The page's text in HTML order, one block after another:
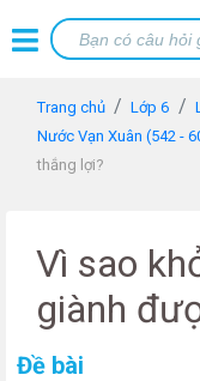
Trang chủ Lớp 6
Nước Vạn Xuân (542 -
thắng lợi?
Vì sao
giành
Đề bài